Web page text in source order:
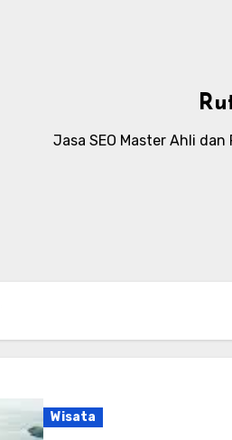
Jasa SEO Master Ahli dan
Wisata